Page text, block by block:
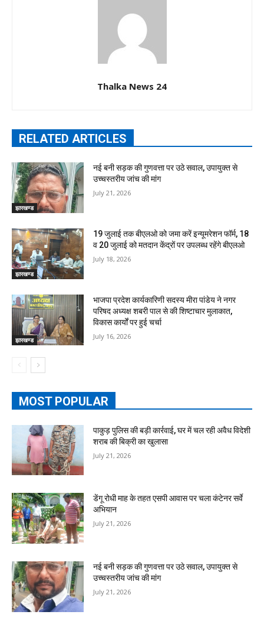
Thalka News 24
RELATED ARTICLES
झारखण्ड
नई बनी सड़क की गुणवत्ता पर उठे सवाल, उपायुक्त से
उच्चस्तरीय जांच की मांग
July 21, 2026
झारखण्ड
19 जुलाई तक बीएलओ को जमा करें इन्यूमरेशन फॉर्म, 18
व 20 जुलाई को मतदान केंद्रों पर उपलब्ध रहेंगे बीएलओ
July 18, 2026
झारखण्ड
भाजपा प्रदेश कार्यकारिणी सदस्य मीरा पांडेय ने नगर
परिषद अध्यक्ष शबरी पाल से की शिष्टाचार मुलाकात,
विकास कार्यों पर हुई चर्चा
July 16, 2026
MOST POPULAR
पाकुड़ पुलिस की बड़ी कार्रवाई, घर में चल रही अवैध विदेशी
शराब की बिक्री का खुलासा
July 21, 2026
डेंगू रोधी माह के तहत एसपी आवास पर चला कंटेनर सर्वे
अभियान
July 21, 2026
नई बनी सड़क की गुणवत्ता पर उठे सवाल, उपायुक्त से
उच्चस्तरीय जांच की मांग
July 21, 2026